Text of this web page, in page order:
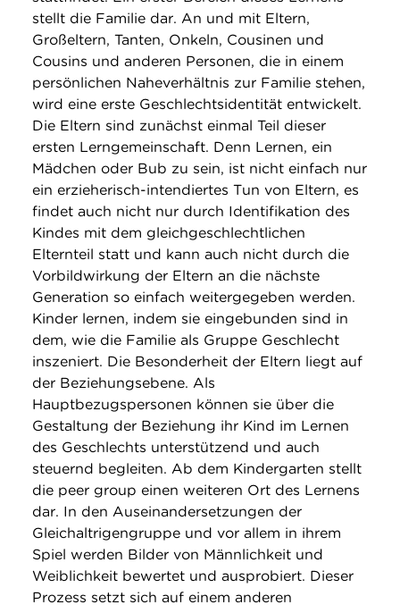
stellt die Familie dar. An und mit Eltern,
Großeltern, Tanten, Onkeln, Cousinen und
Cousins und anderen Personen, die in einem
persönlichen Naheverhältnis zur Familie stehen,
wird eine erste Geschlechtsidentität entwickelt.
Die Eltern sind zunächst einmal Teil dieser
ersten Lerngemeinschaft. Denn Lernen, ein
Mädchen oder Bub zu sein, ist nicht einfach nur
ein erzieherisch-intendiertes Tun von Eltern, es
findet auch nicht nur durch Identifikation des
Kindes mit dem gleichgeschlechtlichen
Elternteil statt und kann auch nicht durch die
Vorbildwirkung der Eltern an die nächste
Generation so einfach weitergegeben werden.
Kinder lernen, indem sie eingebunden sind in
dem, wie die Familie als Gruppe Geschlecht
inszeniert. Die Besonderheit der Eltern liegt auf
der Beziehungsebene. Als
Hauptbezugspersonen können sie über die
Gestaltung der Beziehung ihr Kind im Lernen
des Geschlechts unterstützend und auch
steuernd begleiten. Ab dem Kindergarten stellt
die peer group einen weiteren Ort des Lernens
dar. In den Auseinandersetzungen der
Gleichaltrigengruppe und vor allem in ihrem
Spiel werden Bilder von Männlichkeit und
Weiblichkeit bewertet und ausprobiert. Dieser
Prozess setzt sich auf einem anderen